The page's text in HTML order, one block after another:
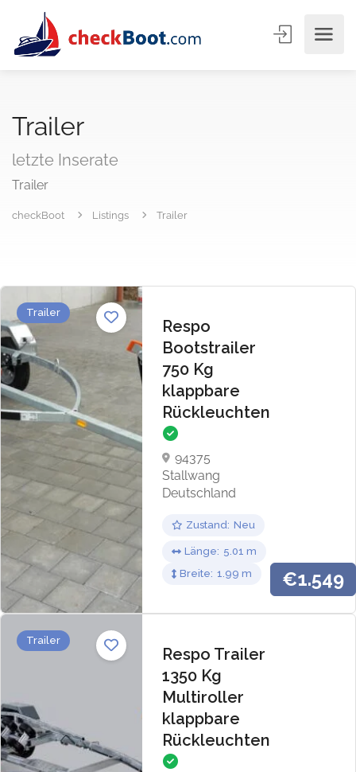
Trailer
letzte Inserate
Trailer
checkBoot Listings Trailer
Trailer
Respo
Bootstrailer
750 Kg
klappbare
Rückleuchten
94375
Stallwang
Deutschland
Neu
Zustand
5.01
Länge
1.99
Breite €1.549
Trailer
Respo Trailer
1350 Kg
Multiroller
klappbare
Rückleuchten